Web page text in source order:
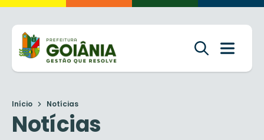
Início Notícias
Notícias